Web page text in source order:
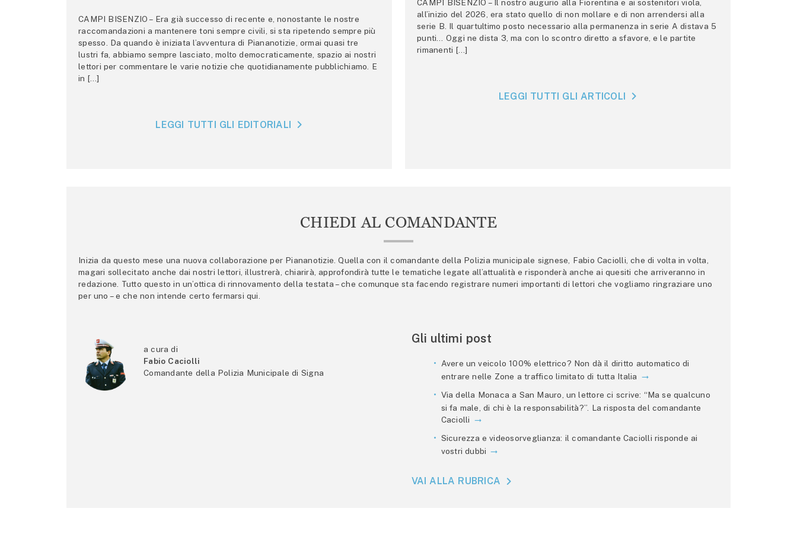
CAMPI BISENZIO – Era già successo di recente e, nonostante le nostre
raccomandazioni a mantenere toni sempre civili, si sta ripetendo sempre più
spesso. Da quando è iniziata l’avventura di Piananotizie, ormai quasi tre
lustri fa, abbiamo sempre lasciato, molto democraticamente, spazio ai nostri
lettori per commentare le varie notizie che quotidianamente pubblichiamo. E
in […]
LEGGI TUTTI GLI EDITORIALI
CAMPI BISENZIO – Il nostro augurio alla Fiorentina e ai sostenitori viola,
all’inizio del 2026, era stato quello di non mollare e di non arrendersi alla
serie B. Il quartultimo posto necessario alla permanenza in serie A distava 5
punti… Oggi ne dista 3, ma con lo scontro diretto a sfavore, e le partite
rimanenti […]
LEGGI TUTTI GLI ARTICOLI
CHIEDI AL COMANDANTE
Inizia da questo mese una nuova collaborazione per Piananotizie. Quella con il comandante della Polizia municipale signese, Fabio Caciolli, che di volta in volta,
magari sollecitato anche dai nostri lettori, illustrerà, chiarirà, approfondirà tutte le tematiche legate all’attualità e risponderà anche ai quesiti che arriveranno in
redazione. Tutto questo in un’ottica di rinnovamento della testata – che comunque sta facendo registrare numeri importanti di lettori che vogliamo ringraziare uno
per uno – e che non intende certo fermarsi qui.
a cura di
Fabio Caciolli
Comandante della Polizia Municipale di Signa
Gli ultimi post
Avere un veicolo 100% elettrico? Non dà il diritto automatico di
entrare nelle Zone a traffico limitato di tutta Italia
Via della Monaca a San Mauro, un lettore ci scrive: “Ma se qualcuno
si fa male, di chi è la responsabilità?”. La risposta del comandante
Caciolli
Sicurezza e videosorveglianza: il comandante Caciolli risponde ai
vostri dubbi
VAI ALLA RUBRICA